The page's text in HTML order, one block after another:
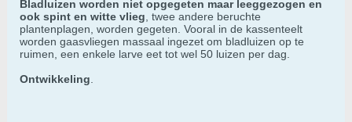
Bladluizen worden niet opgegeten maar leeggezogen en
ook spint en witte vlieg , twee andere beruchte
plantenplagen, worden gegeten. Vooral in de kassenteelt
worden gaasvliegen massaal ingezet om bladluizen op te
ruimen, een enkele larve eet tot wel 50 luizen per dag.
Ontwikkeling